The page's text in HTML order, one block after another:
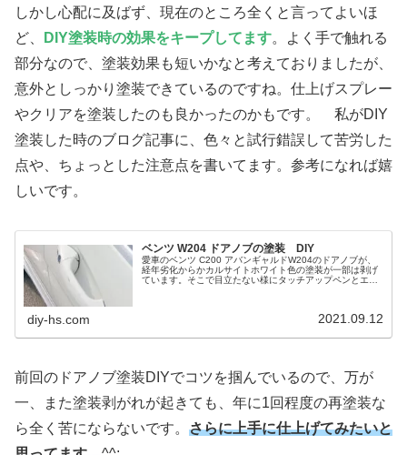
しかし心配に及ばず、現在のところ全くと言ってよいほ
ど、
DIY塗装時の効果をキープしてます。よく手で触れる
部分なので、塗装効果も短いかなと考えておりましたが、
意外としっかり塗装できているのですね。仕上げスプレー
やクリアを塗装したのも良かったのかもです。 私がDIY
塗装した時のブログ記事に、色々と試行錯誤して苦労した
点や、ちょっとした注意点を書いてます。参考になれば嬉
しいです。
ベンツ W204 ドアノブの塗装 DIY
愛車のベンツ C200 アバンギャルドW204のドアノブが、
経年劣化からかカルサイトホワイト色の塗装が一部は剥げ
ています。そこで目立たない様にタッチアップペンとエア
diy-hs.com 2021.09.12
前回のドアノブ塗装DIYでコツを掴んでいるので、万が
一、また塗装剥がれが起きても、年に1回程度の再塗装な
ら全く苦にならないです。 さらに上手に仕上げてみたいと